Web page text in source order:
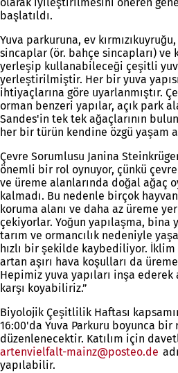
olarak iyileştirilmesini öneren
başlatıldı.
Yuva parkuruna, ev
sincaplar (ör. bahçe sincapları)
yerleşip kullanabileceği çeşitli
yerleştirilmiştir. Her bir yuva
ihtiyaçlarına göre uyarlanmıştır.
orman benzeri yapılar, açık park
Sandes'in tek tek ağaçlarının
her bir türün kendine özgü yaşam
Çevre Sorumlusu Janina
önemli bir rol oynuyor, çünkü
ve üreme alanlarında doğal ağaç
kalmadı. Bu nedenle birçok
koruma alanı ve daha az üreme
çekiyorlar. Yoğun yapılaşma, bina
tarım ve ormancılık nedeniyle
hızlı bir şekilde kaybediliyor.
artan aşırı hava koşulları da üreme
Hepimiz yuva yapıları inşa
karşı koyabiliriz.”
Biyolojik Çeşitlilik Haftası
16:00'da Yuva Parkuru boyunca
düzenlenecektir. Katılım için
artenvielfalt-mainz
posteo de
yapılabilir.